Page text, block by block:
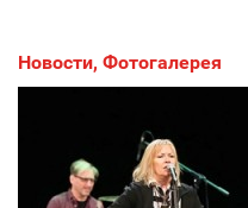
Новости, Фотогалерея